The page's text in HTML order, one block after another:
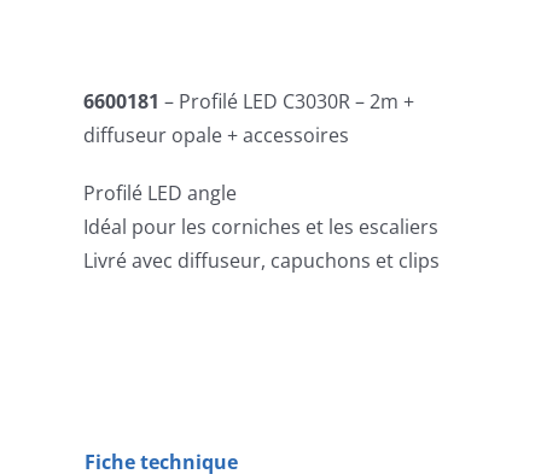
6600181 – Profilé LED C3030R – 2m +
diffuseur opale + accessoires
Profilé LED angle
Idéal pour les corniches et les escaliers
Livré avec diffuseur, capuchons et clips
Fiche technique